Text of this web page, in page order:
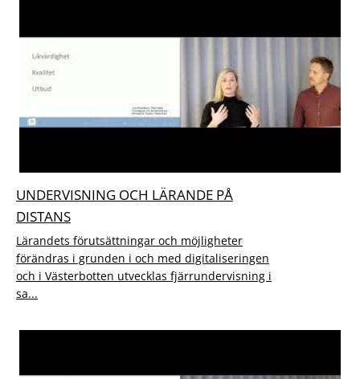
UNDERVISNING OCH LÄRANDE PÅ
DISTANS
Lärandets förutsättningar och möjligheter
förändras i grunden i och med digitaliseringen
och i Västerbotten utvecklas fjärrundervisning i
sa...